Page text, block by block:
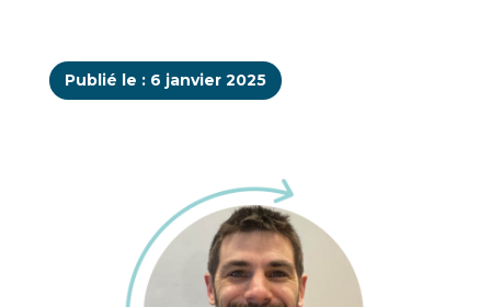
Publié le : 6 janvier 2025